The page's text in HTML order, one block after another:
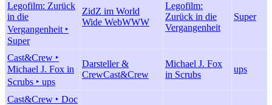
Legofilm: Zurück
in die
Vergangenheit ‣
Super
ZidZ im World
Wide WebWWW
Legofilm:
Zurück in die
Vergangenheit
Super
Cast&Crew ‣
Michael J. Fox in
Scrubs ‣ ups
Darsteller &
CrewCast&Crew
Michael J. Fox
in Scrubs
ups
Cast&Crew ‣ Doc